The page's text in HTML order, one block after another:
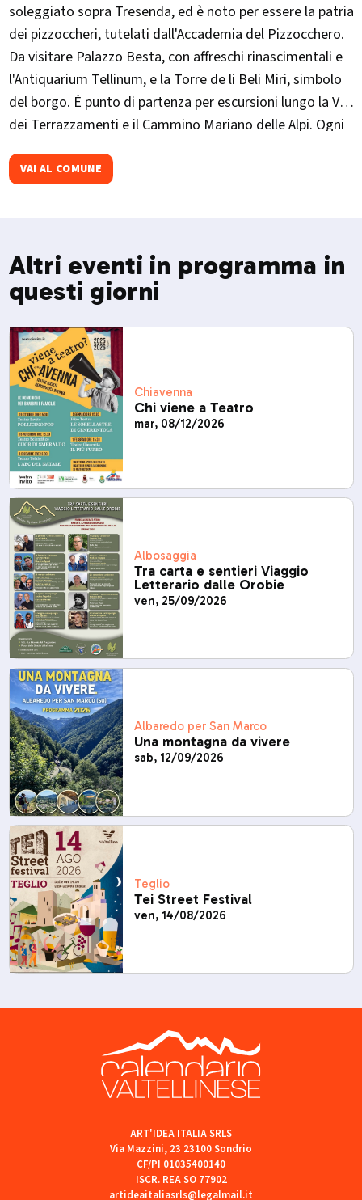
soleggiato sopra Tresenda, ed è noto per essere la patria
dei pizzoccheri, tutelati dall'Accademia del Pizzocchero.
Da visitare Palazzo Besta, con affreschi rinascimentali e
l'Antiquarium Tellinum, e la Torre de li Beli Miri, simbolo
del borgo. È punto di partenza per escursioni lungo la Via
dei Terrazzamenti e il Cammino Mariano delle Alpi. Ogni
gastronomica con piatti della tradizione locale.​
VAI AL COMUNE
Altri eventi in programma in
questi giorni
Chiavenna
Chi viene a Teatro
mar, 08/12/2026
Albosaggia
Tra carta e sentieri Viaggio
Letterario dalle Orobie
ven, 25/09/2026
Albaredo per San Marco
Una montagna da vivere
sab, 12/09/2026
Teglio
Tei Street Festival
ven, 14/08/2026
ART'IDEA ITALIA SRLS
Via Mazzini, 23 23100 Sondrio
CF/PI 01035400140
ISCR. REA SO 77902
artideaitaliasrls@legalmail.it